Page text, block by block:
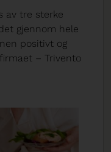
av tre sterke
gjennom hele
positivt og
– Trivento